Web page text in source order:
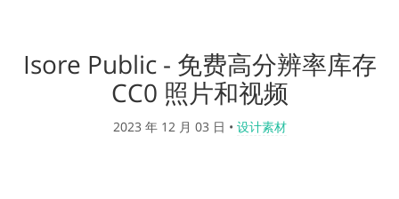
Isore Public - 免费高分辨率库存
CC0 照片和视频
2023 年 12 月 03 日 • 设计素材